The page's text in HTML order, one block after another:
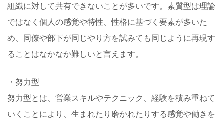
組織に対して共有できないことが多いです。素質型は理論
ではなく個人の感覚や特性、性格に基づく要素が多いた
め、同僚や部下が同じやり方を試みても同じように再現す
ることはなかなか難しいと言えます。
・努力型
努力型とは、営業スキルやテクニック、経験を積み重ねて
いくことにより、生まれたり磨かれたりする感覚や働きを